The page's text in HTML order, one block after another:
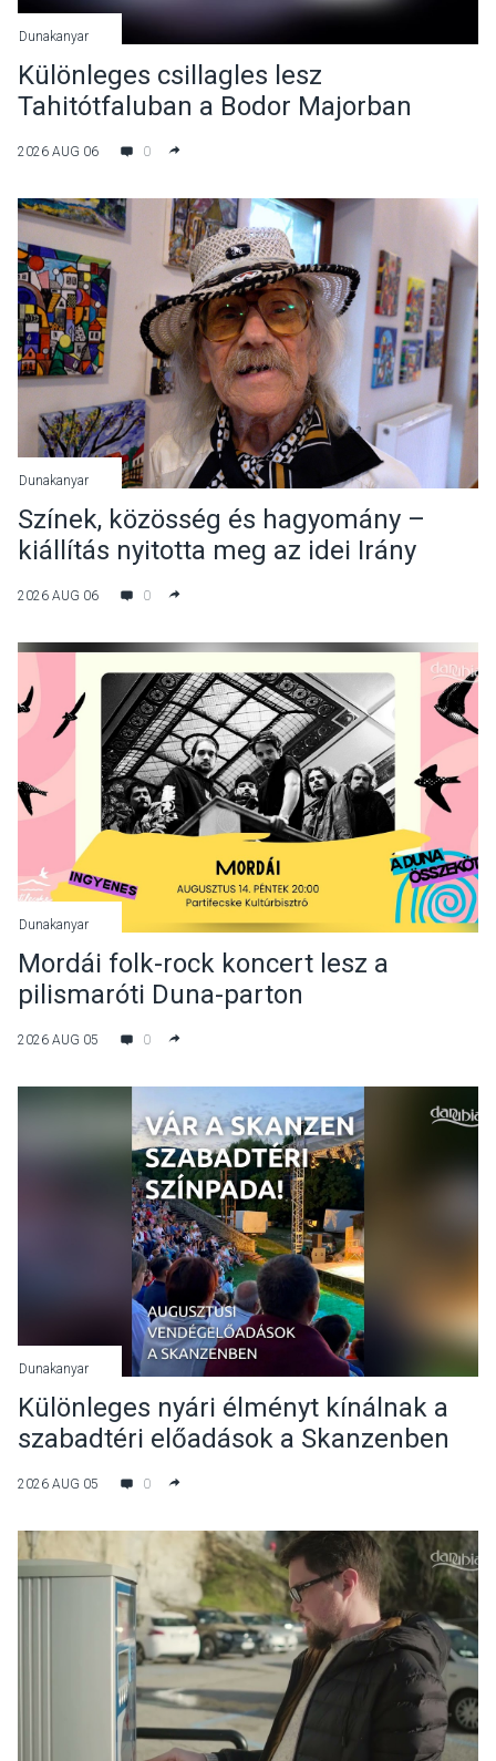
Dunakanyar
Különleges csillagles lesz
Tahitótfaluban a Bodor Majorban
2026 AUG 06 0
Dunakanyar
Színek, közösség és hagyomány –
kiállítás nyitotta meg az idei Irány
2026 AUG 06 0
Dunakanyar
Mordái folk-rock koncert lesz a
pilismaróti Duna-parton
2026 AUG 05 0
Dunakanyar
Különleges nyári élményt kínálnak a
szabadtéri előadások a Skanzenben
2026 AUG 05 0